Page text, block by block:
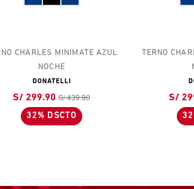
CHARLES MINIMATE AZUL
NOCHE
DONATELLI
S/ 299.90 S/ 439.90
32% DSCTO
TERNO
S/